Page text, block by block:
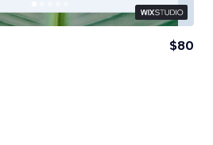
$80